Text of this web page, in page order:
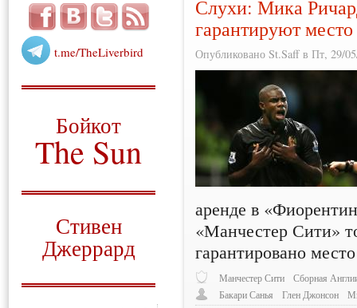
t.me/TheLiverbird
Бойкот
The Sun
Стивен
Джеррард
Слухи: Мика
гарантируют
Опубликовано St.Saff в Пт, 29/
аренде в
«Манчестер Сити»
гарантировано
Манчестер Сити
Сборная
Бакари Санья
Глен Джонсон